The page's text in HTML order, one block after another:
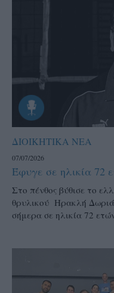
ΔΙΟΙΚΗΤΙΚΑ ΝΕΑ
07/07/2026
Έφυγε σε ηλικία 72
Στο πένθος βύθισε το
θρυλικού Ηρακλή
σήμερα σε ηλικία 72